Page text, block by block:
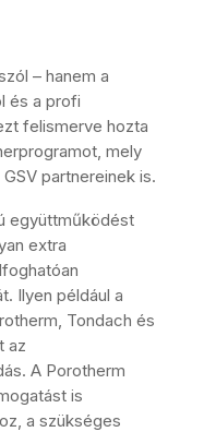
– hanem a
és a profi
felismerve hozta
mely
partnereinek is.
együttműködést
extra
Ilyen például a
Tondach és
az
A Porotherm
is
a szükséges